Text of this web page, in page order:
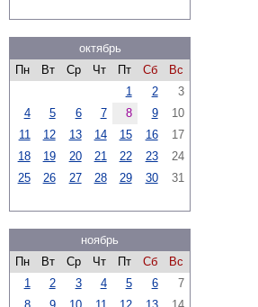
октябрь
Пн
Вт Ср Чт Пт Сб
Вс
1
2
3
4
5 6 7 8 9
10
11
12 13 14 15 16
17
18
19 20 21 22 23
24
25
26 27 28 29 30 31
ноябрь
Пн
Вт Ср Чт Пт Сб
Вс
1
2 3 4 5 6
7